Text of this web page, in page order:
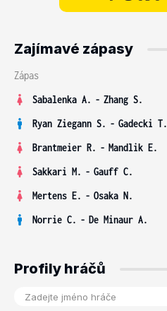
Zajímavé zápasy
Zápas
Sabalenka A. - Zhang S.
Ryan Ziegann S. - Gadecki T.
Brantmeier R. - Mandlik E.
Sakkari M. - Gauff C.
Mertens E. - Osaka N.
Norrie C. - De Minaur A.
Profily hráčů